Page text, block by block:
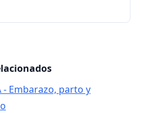
- Embarazo, parto y